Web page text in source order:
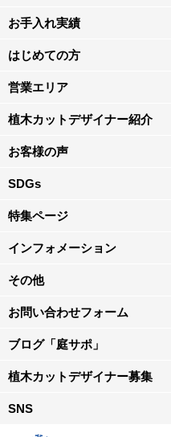
お手入れ実績
はじめての方
営業エリア
植木カットデザイナー紹介
お客様の声
SDGs
特集ページ
インフォメーション
その他
お問い合わせフォーム
ブログ「庭サポ」
植木カットデザイナー募集
SNS